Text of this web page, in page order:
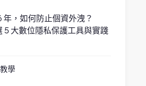
，如何防止個資外洩？
大數位隱私保護工具與實踐
學